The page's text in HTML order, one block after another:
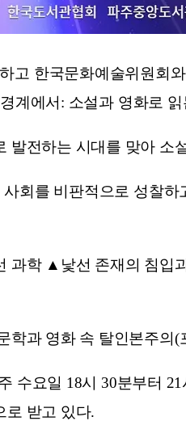
고 한국문화예술위원회
계에서: 소설과 영화로
발전하는 시대를 맞아
회를 비판적으로 성찰
학 ▲낯선 존재의 침입
학과 영화 속 탈인본주의
수요일 18시 30분부터
로 받고 있다.